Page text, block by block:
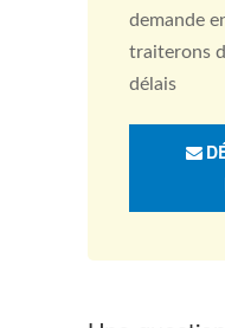
demande
traiterons
délais